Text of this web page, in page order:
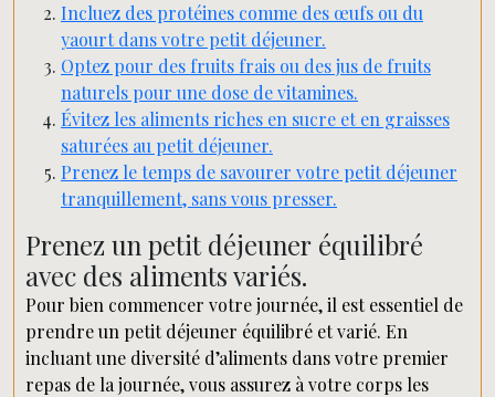
Incluez des protéines comme des œufs ou du
yaourt dans votre petit déjeuner.
Optez pour des fruits frais ou des jus de fruits
naturels pour une dose de vitamines.
Évitez les aliments riches en sucre et en graisses
saturées au petit déjeuner.
Prenez le temps de savourer votre petit déjeuner
tranquillement, sans vous presser.
Prenez un petit déjeuner équilibré
avec des aliments variés.
Pour bien commencer votre journée, il est essentiel de
prendre un petit déjeuner équilibré et varié. En
incluant une diversité d’aliments dans votre premier
repas de la journée, vous assurez à votre corps les